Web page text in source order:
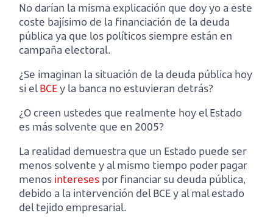
No darían la misma explicación que doy yo a este
coste bajísimo de la financiación de la deuda
pública ya que los políticos siempre están en
campaña electoral.
¿Se imaginan la situación de la deuda pública hoy
si elBCEy la banca no estuvieran detrás?
¿O creen ustedes que realmente hoy el Estado
es más solvente que en 2005?
La realidad demuestra que un Estado puede ser
menos solvente y al mismo tiempo poder pagar
menos intereses por financiar su deuda pública,
debido a la intervención del BCE y al mal estado
del tejido empresarial.